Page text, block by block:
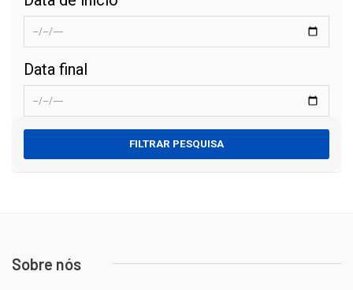
Data final
FILTRAR PESQUISA
Sobre nós